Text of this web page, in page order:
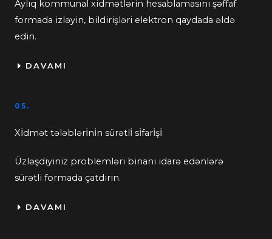
Aylıq kommunal xidmətlərin hesablamasını şəffaf
formada izləyin, bildirişləri elektron qaydada əldə
edin.
DAVAMI
05.
Xİdmət tələblərİnİn sürətlİ sİfarİşİ
Üzləşdiyiniz problemləri binanı idarə edənlərə
sürətli formada çatdırın.
DAVAMI